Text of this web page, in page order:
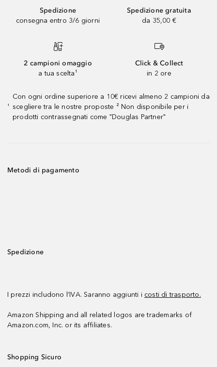
Spedizione
consegna entro 3/6 giorni
Spedizione gratuita
da 35,00 €
2 campioni omaggio
a tua scelta¹
Click & Collect
in 2 ore
¹
Con ogni ordine superiore a 10€ ricevi almeno 2 campioni da
scegliere tra le nostre proposte ² Non disponibile per i
prodotti contrassegnati come "Douglas Partner"
Metodi di pagamento
Spedizione
I prezzi includono l’IVA. Saranno aggiunti i costi di trasporto.
Amazon Shipping and all related logos are trademarks of
Amazon.com, Inc. or its affiliates.
Shopping Sicuro